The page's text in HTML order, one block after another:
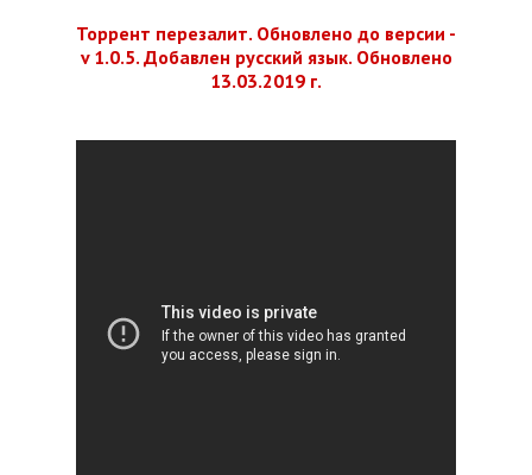
Торрент перезалит. Обновлено до версии -
v 1.0.5. Добавлен русский язык. Обновлено
13.03.2019 г.